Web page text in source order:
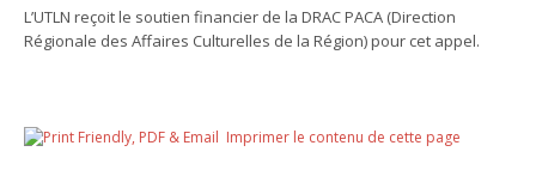
L’UTLN reçoit le soutien financier de la DRAC PACA (Direction
Régionale des Affaires Culturelles de la Région) pour cet appel.
Imprimer le contenu de cette page